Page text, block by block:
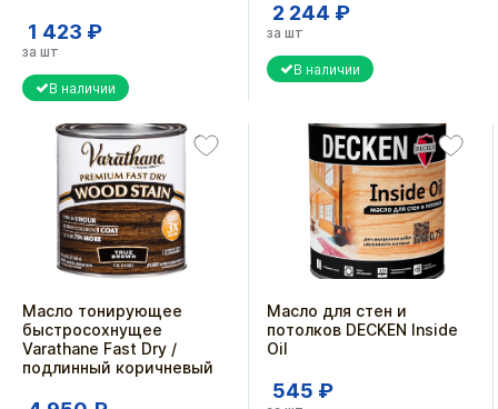
1 423 ₽
за шт
В наличии
2 244 ₽
за шт
В наличии
Масло тонирующее
быстросохнущее
Varathane Fast Dry /
подлинный коричневый
Масло для стен и
потолков DECKEN Inside
Oil
545 ₽